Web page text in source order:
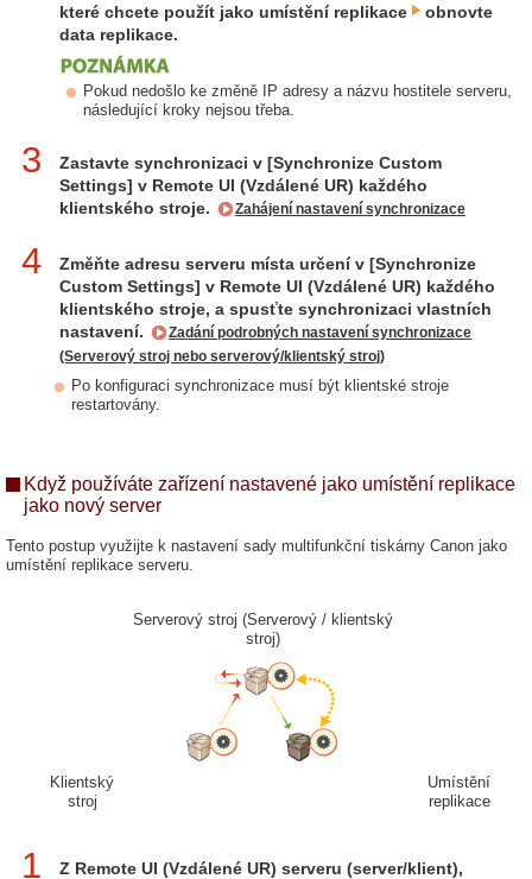
které chcete použít jako umístění replikace
obnovte
data replikace.
Pokud nedošlo ke změně IP adresy a názvu hostitele serveru,
následující kroky nejsou třeba.
3
Zastavte synchronizaci v [Synchronize Custom
Settings] v Remote UI (Vzdálené UR) každého
klientského stroje.
Zahájení nastavení synchronizace
4
Změňte adresu serveru místa určení v [Synchronize
Custom Settings] v Remote UI (Vzdálené UR) každého
klientského stroje, a spusťte synchronizaci vlastních
nastavení.
Zadání podrobných nastavení synchronizace
(Serverový stroj nebo serverový/klientský stroj)
Po konfiguraci synchronizace musí být klientské stroje
restartovány.
Když používáte zařízení nastavené jako umístění replikace
jako nový server
Tento postup využijte k nastavení sady multifunkční tiskárny Canon jako
umístění replikace serveru.
Serverový stroj (Serverový / klientský
stroj)
Klientský
stroj
Umístění
replikace
1
Z Remote UI (Vzdálené UR) serveru (server/klient),